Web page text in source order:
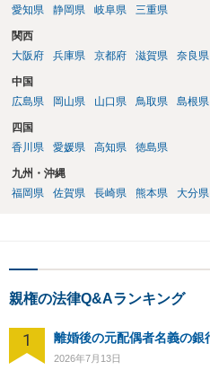
愛知県
静岡県 岐阜県 三重県
関西
大阪府
兵庫県 京都府 滋賀県 奈良県
中国
広島県
岡山県 山口県 鳥取県 島根県
四国
香川県
愛媛県 高知県 徳島県
九州・沖縄
福岡県
佐賀県 長崎県 熊本県 大分県
親権の法律Q&Aランキング
1
2026年7月13日